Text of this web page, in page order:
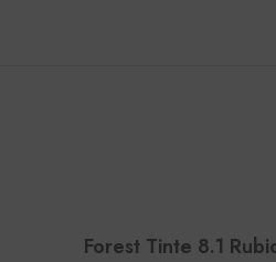
Forest Tinte 8.1